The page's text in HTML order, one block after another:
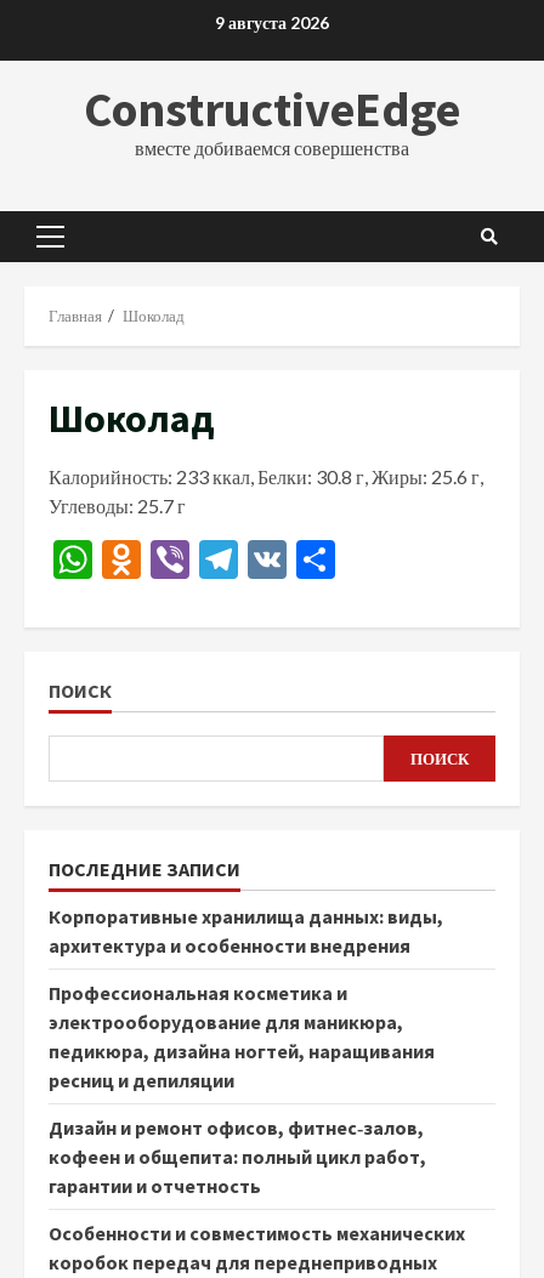
9 августа 2026
ConstructiveEdge
вместе добиваемся совершенства
Основное
Главная Шоколад
Шоколад
Калорийность: 233 ккал, Белки: 30.8 г, Жиры: 25.6 г,
Углеводы: 25.7 г
WhatsApp
Odnoklassniki
ViberTelegram
VK
ПОИСК
ПОИСК
ПОСЛЕДНИЕ ЗАПИСИ
Корпоративные хранилища данных: виды,
архитектура и особенности внедрения
Профессиональная косметика и
электрооборудование для маникюра,
педикюра, дизайна ногтей, наращивания
ресниц и депиляции
Дизайн и ремонт офисов, фитнес‑залов,
кофеен и общепита: полный цикл работ,
гарантии и отчетность
Особенности и совместимость механических
коробок передач для переднеприводных